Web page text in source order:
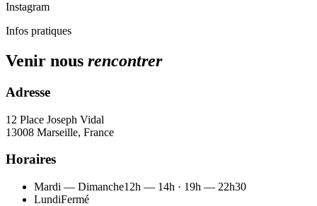
Instagram
Infos pratiques
Venir nous rencontrer
Adresse
12 Place Joseph Vidal
13008 Marseille, France
Horaires
Mardi — Dimanche12h — 14h · 19h — 22h30
LundiFermé